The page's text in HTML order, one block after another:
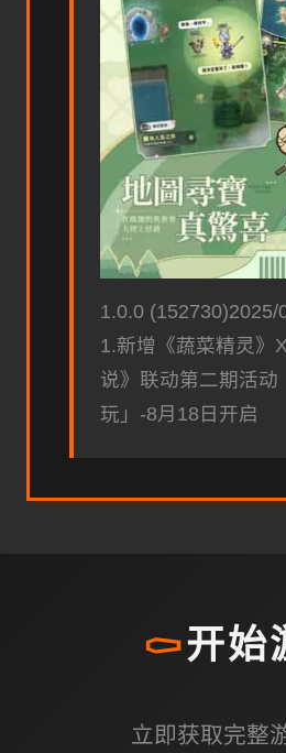
1.0.0 (152730)2025/
1.新增《蔬菜精灵》
说》联动第二期活动
玩」-8月18日开启
⚰️开始
立即获取完整